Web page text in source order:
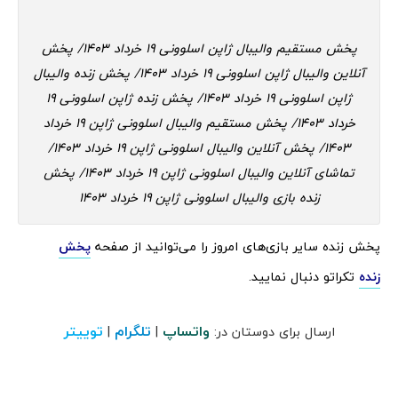
پخش مستقیم والیبال ژاپن اسلوونی 19 خرداد 1403/ پخش
آنلاین والیبال ژاپن اسلوونی 19 خرداد 1403/ پخش زنده والیبال
ژاپن اسلوونی 19 خرداد 1403/ پخش زنده ژاپن اسلوونی 19
خرداد 1403/ پخش مستقیم والیبال اسلوونی ژاپن 19 خرداد
1403/ پخش آنلاین والیبال اسلوونی ژاپن 19 خرداد 1403/
تماشای آنلاین والیبال اسلوونی ژاپن 19 خرداد 1403/ پخش
زنده بازی والیبال اسلوونی ژاپن 19 خرداد 1403
پخش زنده سایر بازی‌های امروز را می‌توانید از صفحه پخش
زنده تکراتو دنبال نمایید.
ارسال برای دوستان در: واتساپ | تلگرام | توییتر